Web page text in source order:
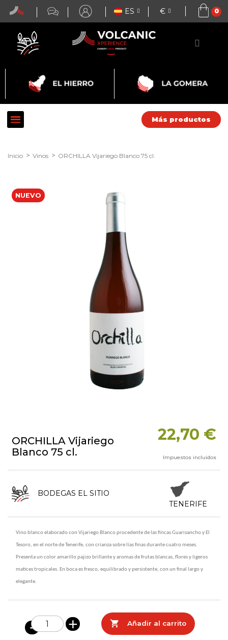
ES €
Más productos
Inicio Vinos ORCHILLA Vijariego Blanco 75 cl.
NUEVO
ORCHILLA Vijariego
Blanco 75 cl.
22,70 €
Impuestos incluidos
BODEGAS EL SITIO
TENERIFE
Vino blanco elaborado con Vijariego Blanco procedente de las fincas Guarisancho y El
Tesoro, en el norte de Tenerife, con crianza sobre lías finas durante cuatro meses.
Presenta un color amarillo pajizo brillante y aromas de frutas blancas, flores y ligeros
matices tropicales. En boca es fresco, equilibrado y persistente, con un final largo y
elegante.
 Añadir al carrito